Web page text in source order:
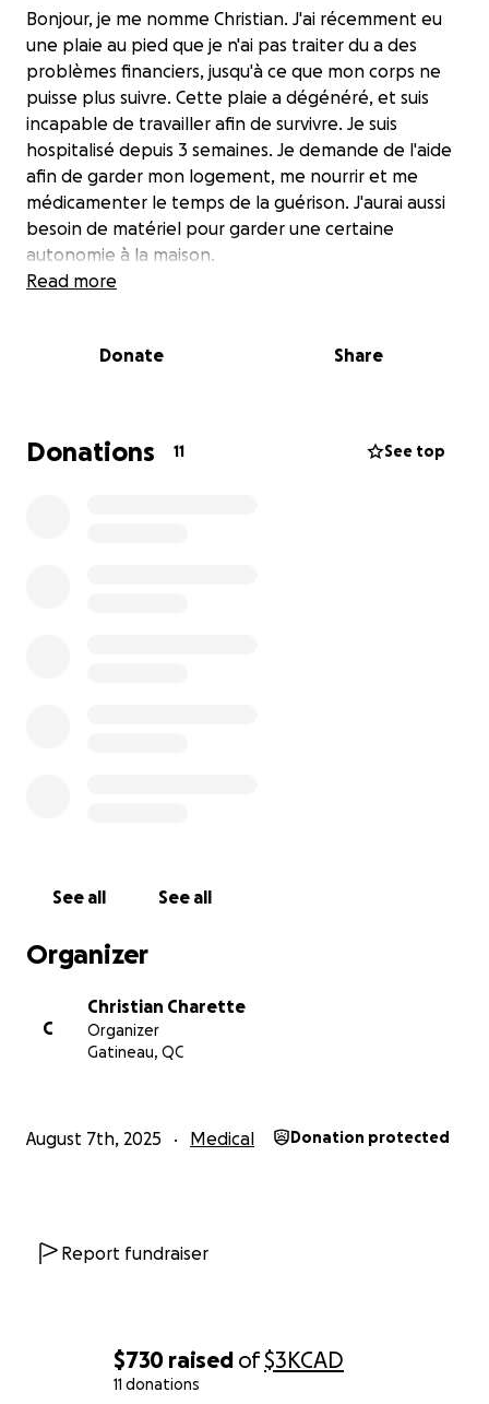
$730 raised of$3KCAD
11 donations
Bonjour, je me nomme Christian. J'ai récemment eu
une plaie au pied que je n'ai pas traiter du a des
problèmes financiers, jusqu'à ce que mon corps ne
puisse plus suivre. Cette plaie a dégénéré, et suis
incapable de travailler afin de survivre. Je suis
hospitalisé depuis 3 semaines. Je demande de l'aide
afin de garder mon logement, me nourrir et me
médicamenter le temps de la guérison. J'aurai aussi
besoin de matériel pour garder une certaine
autonomie à la maison.
en cuisine, ou on passe de longues heures debout.
épreuve.
Read more
Donate Share
Donations 11 See top
See all See all
Organizer
C
Christian Charette
Organizer
Gatineau, QC
August 7th, 2025 Medical Donation protected
Report fundraiser